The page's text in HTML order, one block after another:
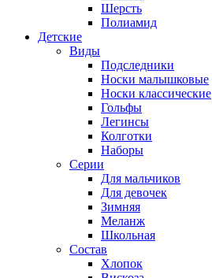
Шерсть
Полиамид
Детские
Виды
Подследники
Носки малышковые
Носки классические
Гольфы
Легинсы
Колготки
Наборы
Серии
Для мальчиков
Для девочек
Зимняя
Меланж
Школьная
Состав
Хлопок